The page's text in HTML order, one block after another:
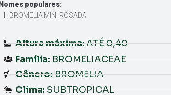
Nomes populares:
BROMELIA MINI ROSADA
Altura máxima: ATÉ 0,40
Família: BROMELIACEAE
Gênero: BROMELIA
Clima: SUBTROPICAL